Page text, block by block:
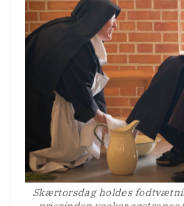
Skærtorsdag holdes